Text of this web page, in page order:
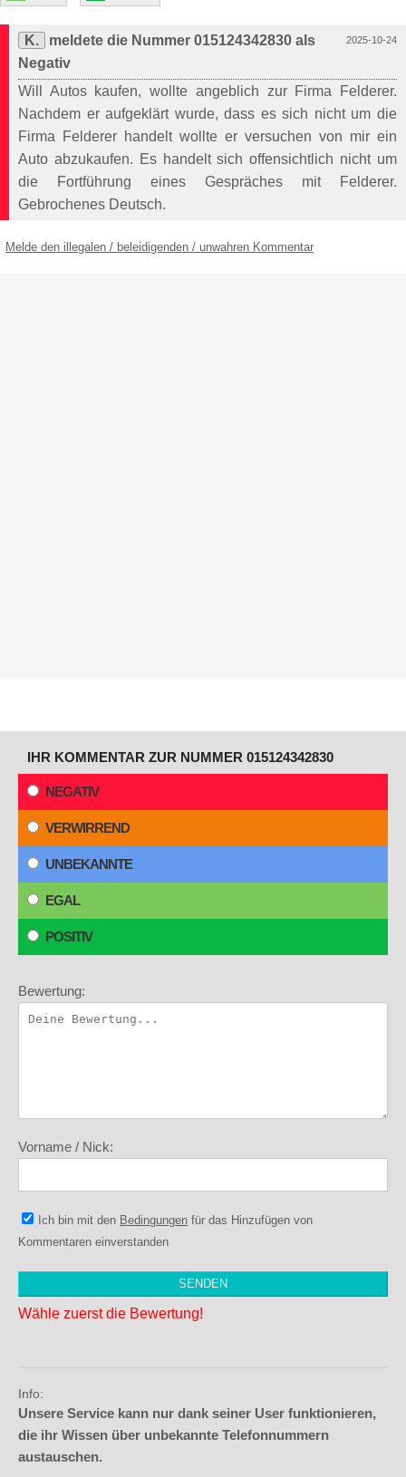
2025-10-24
K.
meldete die Nummer 015124342830 als
Negativ
Will Autos kaufen, wollte angeblich zur Firma Felderer.
Nachdem er aufgeklärt wurde, dass es sich nicht um die
Firma Felderer handelt wollte er versuchen von mir ein
Auto abzukaufen. Es handelt sich offensichtlich nicht um
die Fortführung eines Gespräches mit Felderer.
Gebrochenes Deutsch.
Melde den illegalen / beleidigenden / unwahren Kommentar
IHR KOMMENTAR ZUR NUMMER 015124342830
NEGATIV
VERWIRREND
UNBEKANNTE
EGAL
POSITIV
Bewertung:
Vorname / Nick:
Ich bin mit den Bedingungen für das Hinzufügen von
Kommentaren einverstanden
Wähle zuerst die Bewertung!
Info:
Unsere Service kann nur dank seiner User funktionieren,
die ihr Wissen über unbekannte Telefonnummern
austauschen.